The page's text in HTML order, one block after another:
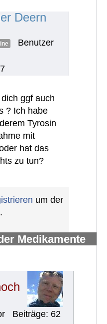
Deern
Benutzer
ggf auch
? Ich habe
Tyrosin
mit
hat das
zu tun?
um der
Medikamente
Beiträge: 62